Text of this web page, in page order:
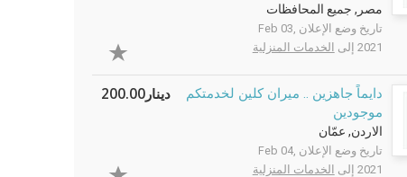
مصر, جميع المحافظات
تاريخ وضع الإعلان Feb 03,
2021 إلى
الخدمات المنزلية
دايماً جاهزين .. ميران كلين لخدمتكم
موجودين
الاردن, عمّان
تاريخ وضع الإعلان Feb 04,
2021 إلى
الخدمات المنزلية
دينار200.00